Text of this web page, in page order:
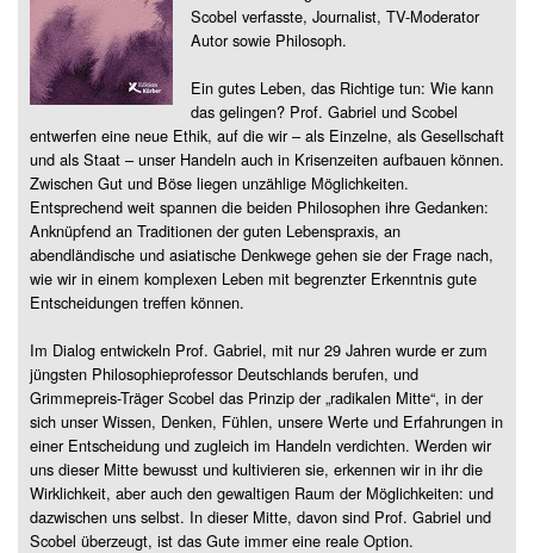
Scobel verfasste, Journalist, TV-Moderator
Autor sowie Philosoph.
Ein gutes Leben, das Richtige tun: Wie kann
das gelingen? Prof. Gabriel und Scobel
entwerfen eine neue Ethik, auf die wir – als Einzelne, als Gesellschaft
und als Staat – unser Handeln auch in Krisenzeiten aufbauen können.
Zwischen Gut und Böse liegen unzählige Möglichkeiten.
Entsprechend weit spannen die beiden Philosophen ihre Gedanken:
Anknüpfend an Traditionen der guten Lebenspraxis, an
abendländische und asiatische Denkwege gehen sie der Frage nach,
wie wir in einem komplexen Leben mit begrenzter Erkenntnis gute
Entscheidungen treffen können.
Im Dialog entwickeln Prof. Gabriel, mit nur 29 Jahren wurde er zum
jüngsten Philosophieprofessor Deutschlands berufen, und
Grimmepreis-Träger Scobel das Prinzip der „radikalen Mitte“, in der
sich unser Wissen, Denken, Fühlen, unsere Werte und Erfahrungen in
einer Entscheidung und zugleich im Handeln verdichten. Werden wir
uns dieser Mitte bewusst und kultivieren sie, erkennen wir in ihr die
Wirklichkeit, aber auch den gewaltigen Raum der Möglichkeiten: und
dazwischen uns selbst. In dieser Mitte, davon sind Prof. Gabriel und
Scobel überzeugt, ist das Gute immer eine reale Option.